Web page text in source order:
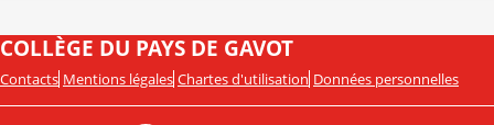
COLLÈGE DU PAYS DE GAVOT
Contacts Mentions légales Chartes d'utilisation Données personnelles